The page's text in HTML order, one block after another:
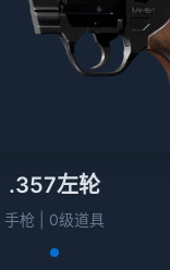
.357左轮
手枪 | 0级道具